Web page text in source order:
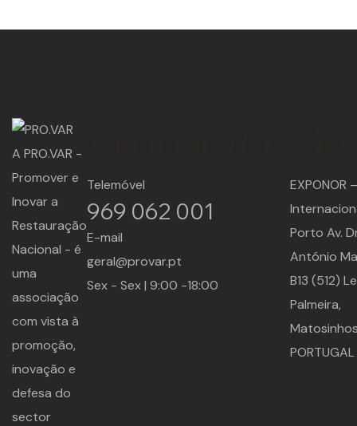
A PRO.VAR -
Promover e
Inovar a
Restauração
Nacional - é
uma
associação
com vista à
promoção,
inovação e
defesa do
sector
Telemóvel
969 062 001
E-mail
geral@provar.pt
Sex - Sex | 9:00 -18:00
EXPONOR
Porto Av.
António
B13 (512)
Palmeira,
PORTUGAL